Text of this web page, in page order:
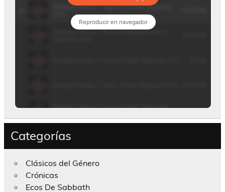
Categorías
Clásicos del Género
Crónicas
Ecos De Sabbath